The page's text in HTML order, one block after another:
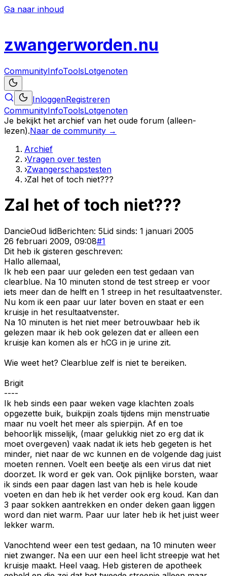
Ga naar inhoud
zwangerworden.nu
CommunityInfoToolsLotgenoten
InloggenRegistreren
CommunityInfoToolsLotgenoten
Je bekijkt het archief van het oude forum (alleen-
lezen).Naar de community →
Archief
›Vragen over testen
›Zwangerschapstesten
›Zal het of toch niet???
Zal het of toch niet???
DancieOud lidBerichten: 5Lid sinds: 1 januari 2005
26 februari 2009, 09:08#1
Dit heb ik gisteren geschreven:
Hallo allemaal,
Ik heb een paar uur geleden een test gedaan van
clearblue. Na 10 minuten stond de test streep er voor
iets meer dan de helft en 1 streep in het resultaatvenster.
Nu kom ik een paar uur later boven en staat er een
kruisje in het resultaatvenster.
Na 10 minuten is het niet meer betrouwbaar heb ik
gelezen maar ik heb ook gelezen dat er alleen een
kruisje kan komen als er hCG in je urine zit.
Wie weet het? Clearblue zelf is niet te bereiken.
Brigit
----
Ik heb sinds een paar weken vage klachten zoals
opgezette buik, buikpijn zoals tijdens mijn menstruatie
maar nu voelt het meer als spierpijn. Af en toe
behoorlijk misselijk, (maar gelukkig niet zo erg dat ik
moet overgeven) vaak nadat ik iets heb gegeten is het
minder, niet naar de wc kunnen en de volgende dag juist
moeten rennen. Voelt een beetje als een virus dat niet
doorzet. Ik word er gek van. Ook pijnlijke borsten, waar
ik sinds een paar dagen last van heb is hele koude
voeten en dan heb ik het verder ook erg koud. Kan dan
3 paar sokken aantrekken en onder deken gaan liggen
word dan niet warm. Paar uur later heb ik het juist weer
lekker warm.
Vanochtend weer een test gedaan, na 10 minuten weer
niet zwanger. Na een uur een heel licht streepje wat het
kruisje maakt. Heel vaag. Heb gisteren de apotheek